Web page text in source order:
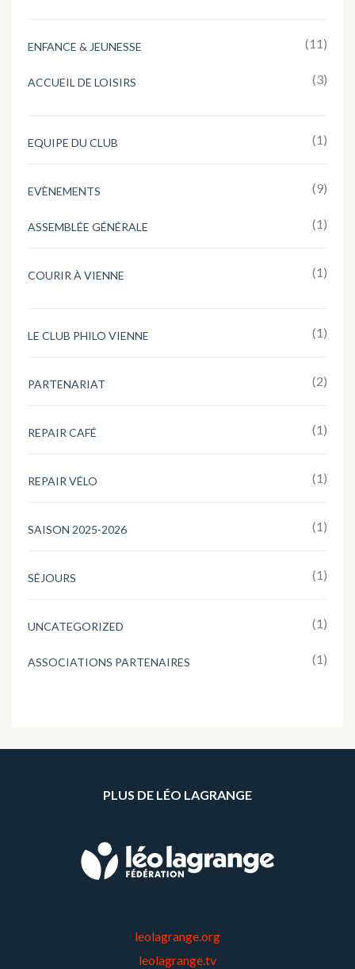
ENFANCE & JEUNESSE (11)
ACCUEIL DE LOISIRS (3)
EQUIPE DU CLUB (1)
EVÈNEMENTS (9)
ASSEMBLÉE GÉNÉRALE (1)
COURIR À VIENNE (1)
LE CLUB PHILO VIENNE (1)
PARTENARIAT (2)
REPAIR CAFÉ (1)
REPAIR VÉLO (1)
SAISON 2025-2026 (1)
SÉJOURS (1)
UNCATEGORIZED (1)
ASSOCIATIONS PARTENAIRES (1)
PLUS DE LÉO LAGRANGE
leolagrange.org
leolagrange.tv